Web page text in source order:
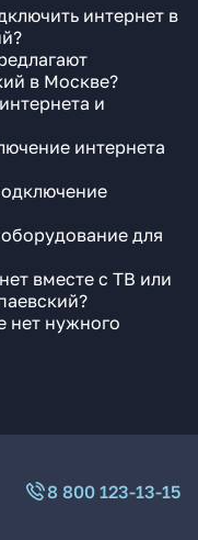
интернет в
в Москве?
и
интернета
для
вместе с ТВ или
нет нужного
8 800 123-13-15